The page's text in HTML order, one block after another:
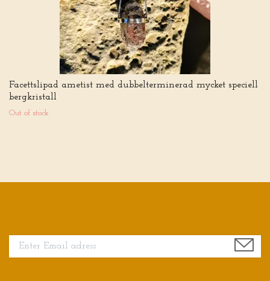
Facettslipad ametist med dubbelterminerad mycket speciell
bergkristall
Out of stock